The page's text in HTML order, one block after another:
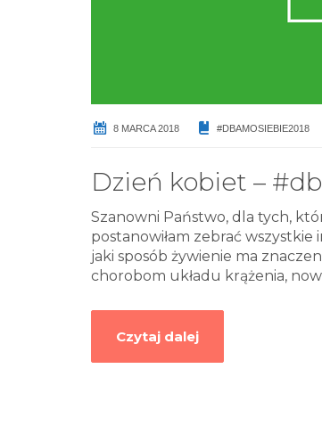
8 MARCA 2018 #DBAMOSIEBIE2018
Dzień kobiet –
Szanowni Państwo, dla tych,
postanowiłam zebrać
jaki sposób żywienie ma
chorobom układu krążenia,
Czytaj dalej